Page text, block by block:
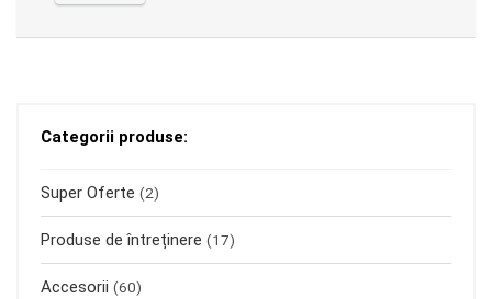
Categorii produse:
Super Oferte (2)
Produse de întreținere (17)
Accesorii (60)